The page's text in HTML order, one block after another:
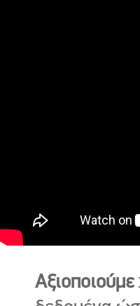
Αξιοποιούμε